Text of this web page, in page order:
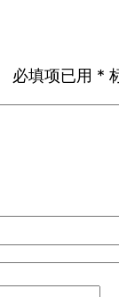
必填项已用 *